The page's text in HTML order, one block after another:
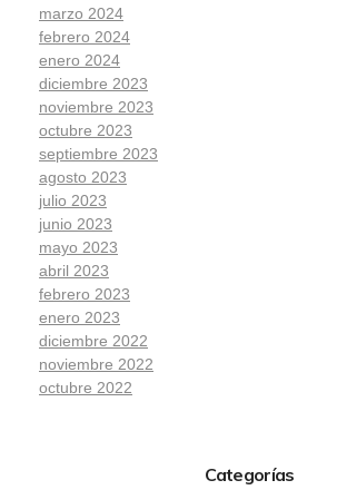
marzo 2024
febrero 2024
enero 2024
diciembre 2023
noviembre 2023
octubre 2023
septiembre 2023
agosto 2023
julio 2023
junio 2023
mayo 2023
abril 2023
febrero 2023
enero 2023
diciembre 2022
noviembre 2022
octubre 2022
Categorías